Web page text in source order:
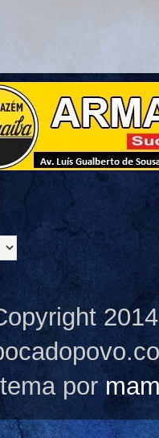
tema por